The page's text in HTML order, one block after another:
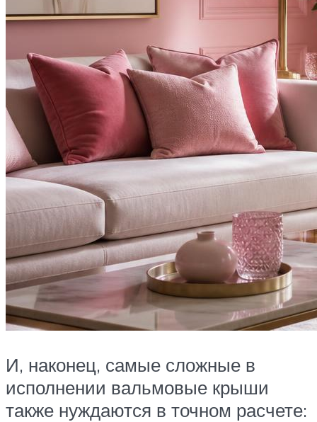
И, наконец, самые сложные в
исполнении вальмовые крыши
также нуждаются в точном расчете: